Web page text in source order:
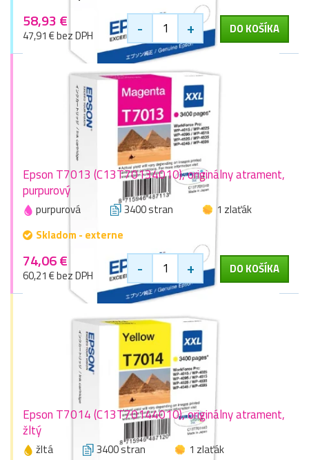
58,93 €
47,91 € bez DPH - + DO KOŠÍKA
Epson T7013 (C13T70134010), originálny atrament,
purpurový
purpurová 3400 stran
1 zlaťák
Skladom - externe
74,06 €
60,21 € bez DPH - + DO KOŠÍKA
Epson T7014 (C13T70144010), originálny atrament,
žltý
žltá 3400 stran
1 zlaťák